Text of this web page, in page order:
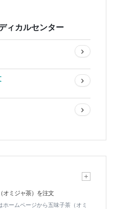
ィカルセンター
オミジャ茶）を注文
ホームページから五味子茶（オミ